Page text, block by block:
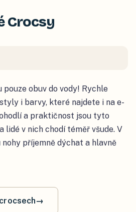
Crocsy
pouze obuv do vody! Rychle
i barvy, které najdete i na e-
a praktičnost jsou tyto
lidé v nich chodí téměř všude. V
příjemně dýchat a hlavně
→